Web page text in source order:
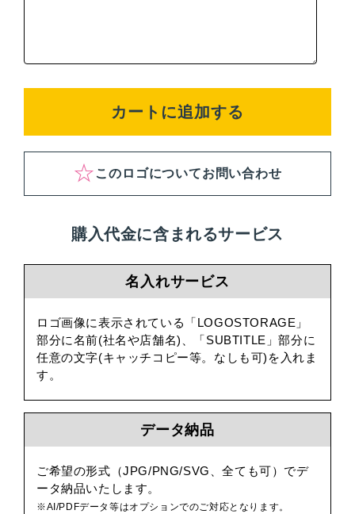
カートに追加する
このロゴについてお問い合わせ
購入代金に含まれるサービス
名入れサービス
ロゴ画像に表示されている「LOGOSTORAGE」
部分に名前(社名や店舗名)、「SUBTITLE」部分に
任意の文字(キャッチコピー等。なしも可)を入れま
す。
データ納品
ご希望の形式（JPG/PNG/SVG、全ても可）でデ
ータ納品いたします。
※AI/PDFデータ等はオプションでのご対応となります。